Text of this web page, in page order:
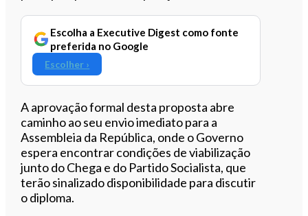
Escolha a Executive Digest como fonte
preferida no Google
Escolher ›
A aprovação formal desta proposta abre
caminho ao seu envio imediato para a
Assembleia da República, onde o Governo
espera encontrar condições de viabilização
junto do Chega e do Partido Socialista, que
terão sinalizado disponibilidade para discutir
o diploma.